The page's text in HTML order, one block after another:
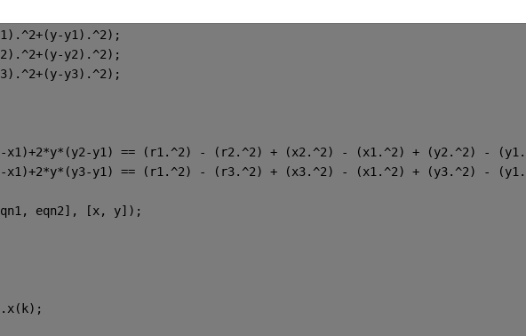
TO DMEs
y1).^2);
y2).^2);
y3).^2);
x1)+2*y*(y2-y1) == (r1.^2) - (r2.^2) + (x2.^2) - (x1.^2) + (y2.^2) -
x1)+2*y*(y3-y1) == (r1.^2) - (r3.^2) + (x3.^2) - (x1.^2) + (y3.^2) -
eqn2], [x, y]);